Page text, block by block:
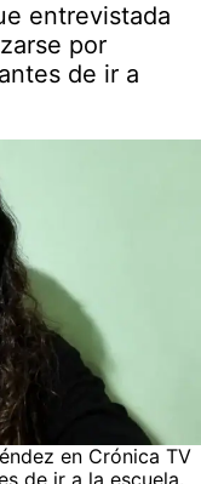
entrevistada
por
de ir a
en Crónica TV
de ir a la escuela.